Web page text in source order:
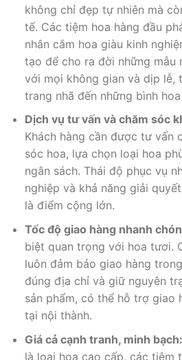
không chỉ đẹp tự nhiên mà
tế. Các tiệm hoa hàng đầu
nhân cắm hoa giàu kinh
tạo để cho ra đời những mẫu
với mọi không gian và dịp lễ,
trang nhã đến những bình
Dịch vụ tư vấn và chăm sóc
Khách hàng cần được tư vấn
sóc hoa, lựa chọn loại hoa
ngân sách. Thái độ phục vụ
nghiệp và khả năng giải
là điểm cộng lớn.
Tốc độ giao hàng nhanh
biệt quan trọng với hoa tươi.
luôn đảm bảo giao hàng
đúng địa chỉ và giữ nguyên
sản phẩm, có thể hỗ trợ
tại nội thành.
Giá cả cạnh tranh, minh bạch:
là loại hoa cao cấp, các tiệm